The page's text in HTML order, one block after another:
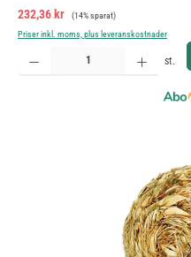
Försäljningspris:
232,36 kr Ordinarie pris:
(14% sparat)
Priser inkl. moms, plus leveranskostnader
Produktkvantitet: Ange önskat belopp eller
st.